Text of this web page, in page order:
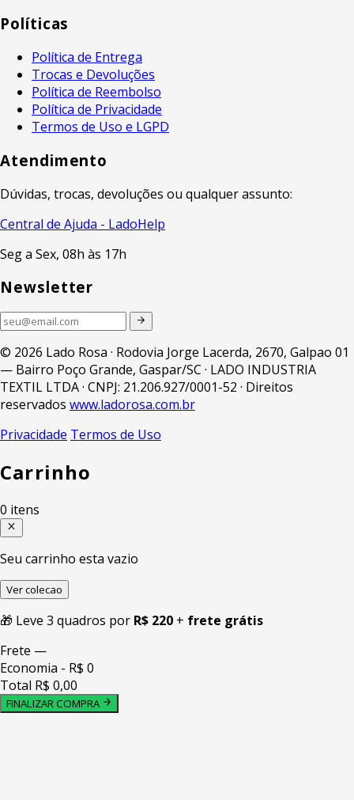
Políticas
Política de Entrega
Trocas e Devoluções
Política de Reembolso
Política de Privacidade
Termos de Uso e LGPD
Atendimento
Dúvidas, trocas, devoluções ou qualquer assunto:
Central de Ajuda - LadoHelp
Seg a Sex, 08h às 17h
Newsletter
© 2026 Lado Rosa · Rodovia Jorge Lacerda, 2670, Galpao 01
— Bairro Poço Grande, Gaspar/SC · LADO INDUSTRIA
TEXTIL LTDA · CNPJ: 21.206.927/0001-52 · Direitos
reservados www.ladorosa.com.br
Privacidade Termos de Uso
Carrinho
0 itens
Seu carrinho esta vazio
Ver colecao
🎁 Leve 3 quadros por R$ 220 + frete grátis
Frete —
Economia - R$ 0
Total R$ 0,00
FINALIZAR COMPRA